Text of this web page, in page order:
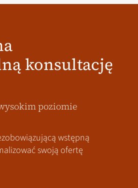
konsultację
poziomie
wstępną
swoją ofertę